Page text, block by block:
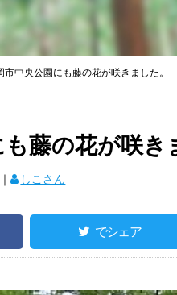
市中央公園にも藤の花が咲きました。
藤の花が咲き
しこさん
でシェア